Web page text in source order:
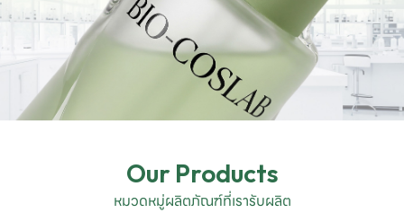
Our Products
หมวดหมู่ผลิตภัณฑ์ที่เรารับผลิต